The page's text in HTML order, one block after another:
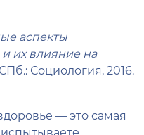
аспекты
их влияние на
Социология, 2016.
— это самая